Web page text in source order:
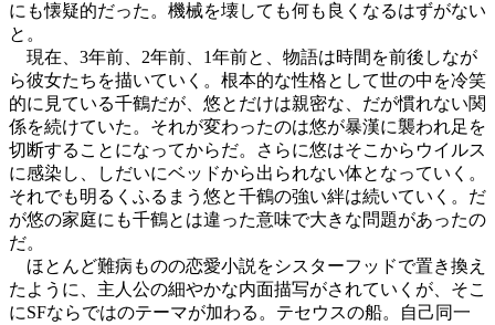
にも懐疑的だった。機械を壊しても何も良くなるはずがない
と。
現在、3年前、2年前、1年前と、物語は時間を前後しなが
ら彼女たちを描いていく。根本的な性格として世の中を冷笑
的に見ている千鶴だが、悠とだけは親密な、だが慣れない関
係を続けていた。それが変わったのは悠が暴漢に襲われ足を
切断することになってからだ。さらに悠はそこからウイルス
に感染し、しだいにベッドから出られない体となっていく。
それでも明るくふるまう悠と千鶴の強い絆は続いていく。だ
が悠の家庭にも千鶴とは違った意味で大きな問題があったの
だ。
ほとんど難病ものの恋愛小説をシスターフッドで置き換え
たように、主人公の細やかな内面描写がされていくが、そこ
にSFならではのテーマが加わる。テセウスの船。自己同一